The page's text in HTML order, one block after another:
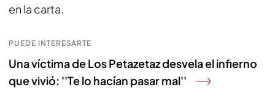
en la carta.
PUEDE INTERESARTE
Una víctima de Los Petazetaz desvela el infierno
que vivió: ''Te lo hacían pasar mal''